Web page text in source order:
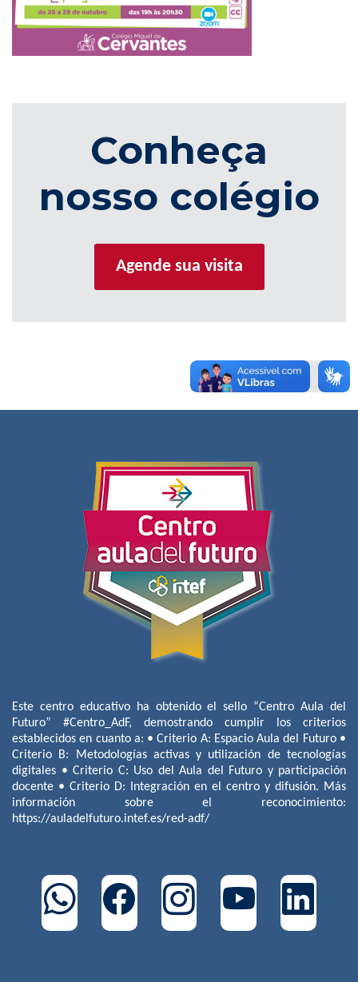
Conheça
nosso colégio
Agende sua visita
Este centro educativo ha obtenido el sello “Centro Aula del
Futuro” #Centro_AdF, demostrando cumplir los criterios
establecidos en cuanto a: • Criterio A: Espacio Aula del Futuro •
Criterio B: Metodologías activas y utilización de tecnologías
digitales • Criterio C: Uso del Aula del Futuro y participación
docente • Criterio D: Integración en el centro y difusión. Más
información sobre el reconocimiento:
https://auladelfuturo.intef.es/red-adf/